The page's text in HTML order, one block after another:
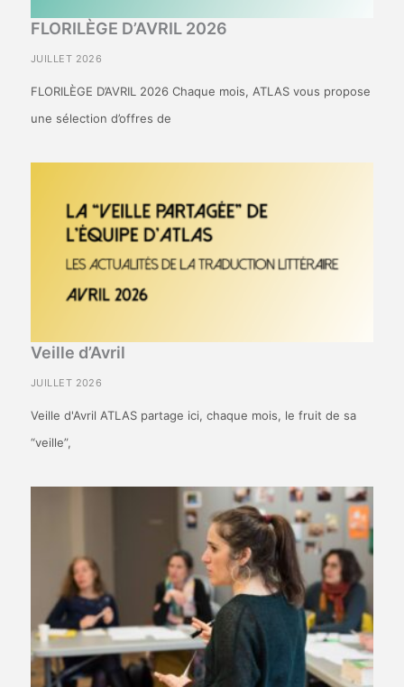
FLORILÈGE D’AVRIL 2026
JUILLET 2026
FLORILÈGE D’AVRIL 2026 Chaque mois, ATLAS vous propose
une sélection d’offres de
Veille d’Avril
JUILLET 2026
Veille d'Avril ATLAS partage ici, chaque mois, le fruit de sa
“veille”,